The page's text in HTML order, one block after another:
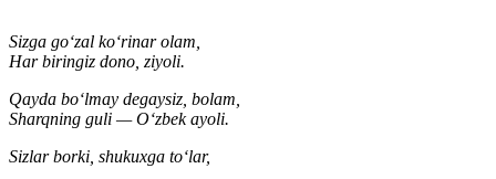
Sizga go‘zal ko‘rinar olam,
Har biringiz dono, ziyoli.
Qayda bo‘lmay degaysiz, bolam,
Sharqning guli — O‘zbek ayoli.
Sizlar borki, shukuxga to‘lar,